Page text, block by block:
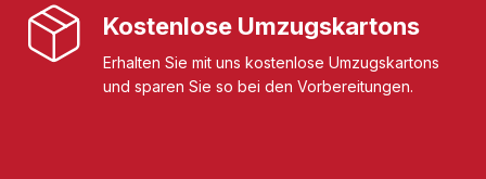
Kostenlose Umzugskartons
Erhalten Sie mit uns kostenlose Umzugskartons
und sparen Sie so bei den Vorbereitungen.